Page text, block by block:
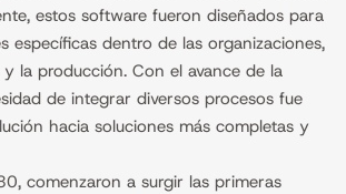
estos software fueron diseñados para
específicas dentro de las organizaciones,
la producción. Con el avance de la
de integrar diversos procesos fue
hacia soluciones más completas y
comenzaron a surgir las primeras